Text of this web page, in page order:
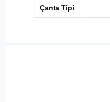
Çanta Tipi